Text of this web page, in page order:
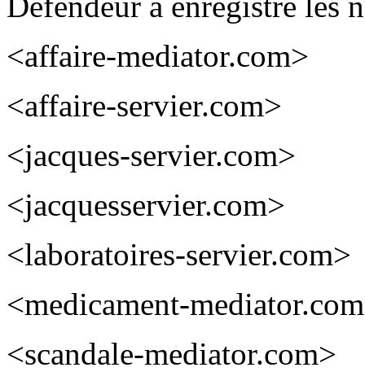
<affaire-mediator.com>
<affaire-servier.com>
<jacques-servier.com>
<jacquesservier.com>
<laboratoires-servier.com>
<medicament-
<scandale-mediator.com>